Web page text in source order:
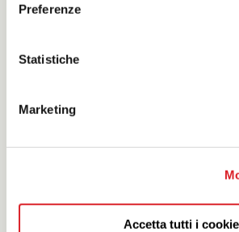
Preferenze
Statistiche
Marketing
Accetta tutti i cookie
Realizzazione edificio
interrate con la tecnologia